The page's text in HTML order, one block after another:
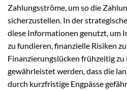
Zahlungsströme, um so die
sicherzustellen. In der
diese Informationen genutzt, um
zu fundieren, finanzielle Risiken
Finanzierungslücken frühzeitig
gewährleistet werden, dass die
durch kurzfristige Engpässe